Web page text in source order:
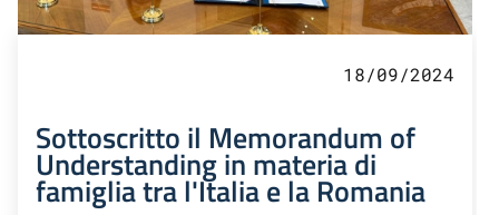
18/09/2024
Sottoscritto il Memorandum of
Understanding in materia di
famiglia tra l'Italia e la Romania